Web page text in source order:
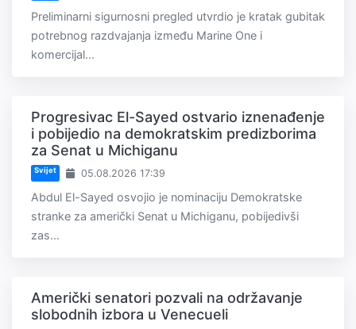
Preliminarni sigurnosni pregled utvrdio je kratak gubitak
potrebnog razdvajanja između Marine One i
komercijal...
Progresivac El-Sayed ostvario iznenađenje
i pobijedio na demokratskim predizborima
za Senat u Michiganu
Svijet 05.08.2026 17:39
Abdul El-Sayed osvojio je nominaciju Demokratske
stranke za američki Senat u Michiganu, pobijedivši
zas...
Američki senatori pozvali na održavanje
slobodnih izbora u Venecueli